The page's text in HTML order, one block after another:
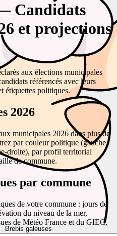
Brebis galeuses
Candidats
et projections
aux élections municipales
référencés avec leurs
étiquettes politiques.
2026
municipales 2026 dans plus de
par couleur politique (gauche,
droite), par profil territorial
de commune.
par commune
de votre commune : jours de
du niveau de la mer,
de Météo France et du GIEC,